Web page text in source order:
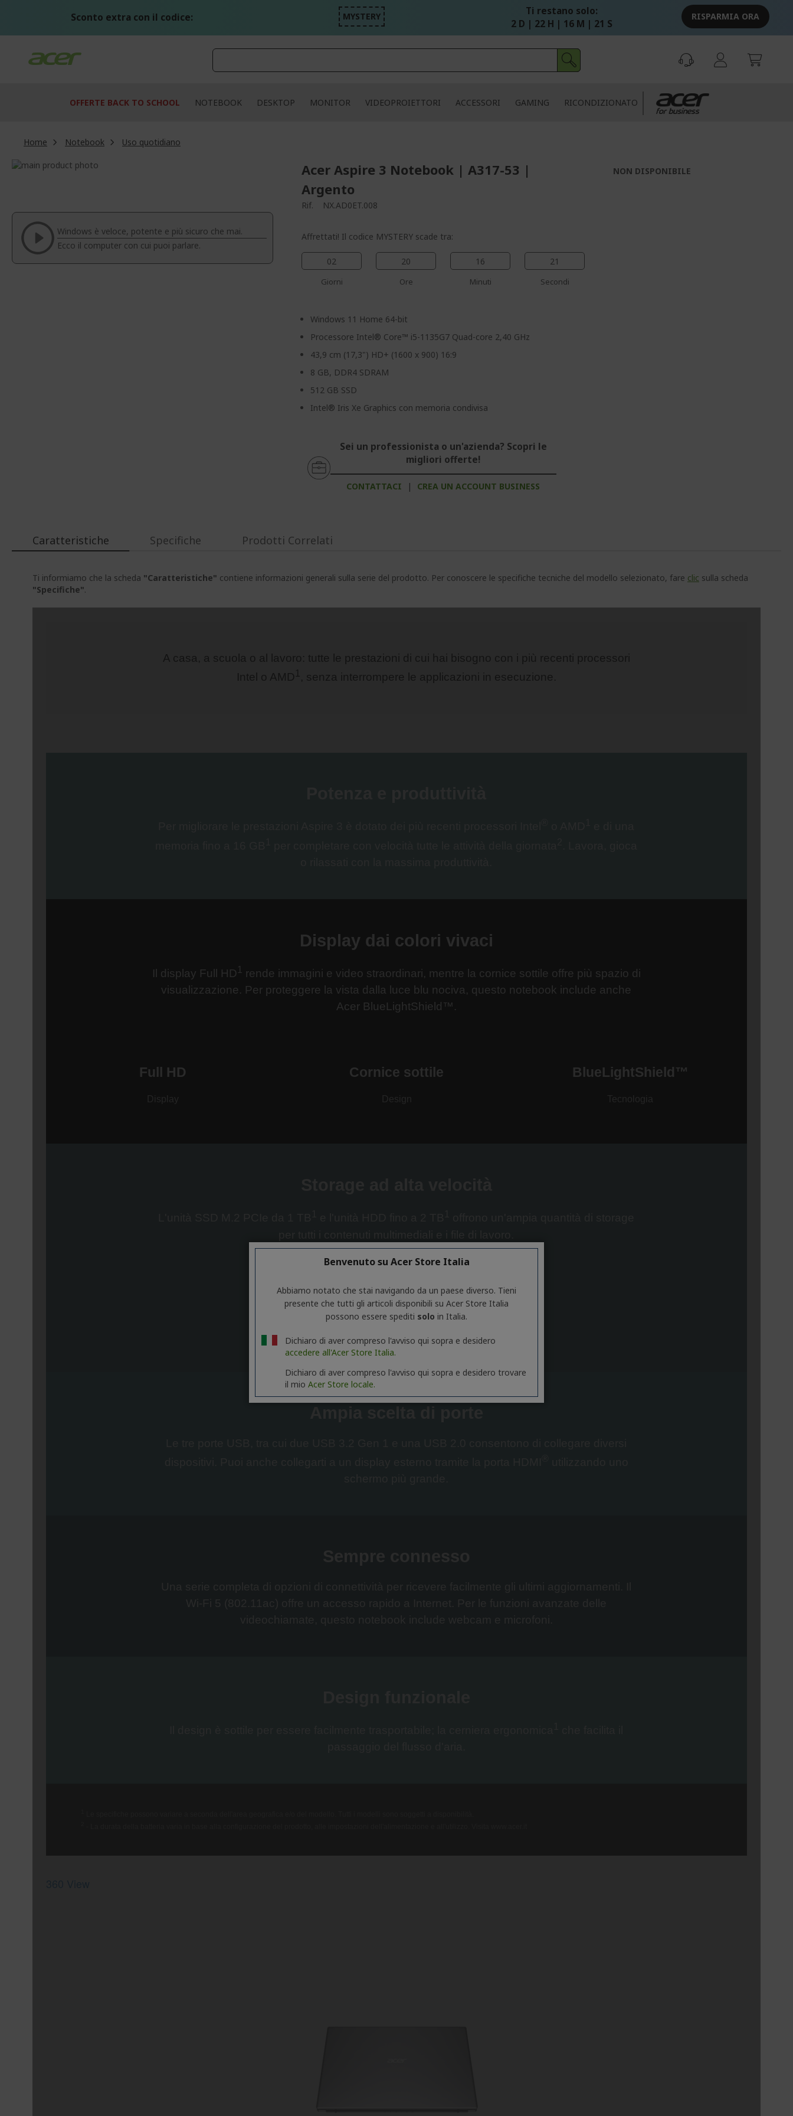
Sconto extra con il codice: MYSTERY
Ti restano solo:
2 D | 22 H | 16 M | 20 S
RISPARMIA ORA
OFFERTE BACK TO SCHOOL NOTEBOOK DESKTOP MONITOR VIDEOPROIETTORI ACCESSORI GAMING RICONDIZIONATO
Home Notebook
Uso quotidiano
Vai
galleria
immagini
galleria
immagini
Windows è veloce, potente e più sicuro che mai.
Ecco il computer con cui puoi parlare.
Acer Aspire 3 Notebook | A317-53 |
Argento
Rif. NX.AD0ET.008
Affrettati! Il codice MYSTERY scade tra:
02
Giorni
20
Ore
16
Minuti
21
Secondi
Windows 11 Home 64-bit
Processore Intel® Core™ i5-1135G7 Quad-core 2,40 GHz
43,9 cm (17,3") HD+ (1600 x 900) 16:9
8 GB, DDR4 SDRAM
512 GB SSD
Intel® Iris Xe Graphics con memoria condivisa
Sei un professionista o un'azienda? Scopri le
migliori offerte!
CONTATTACI | CREA UN ACCOUNT BUSINESS
NON DISPONIBILE
Caratteristiche
Ti informiamo che la scheda "Caratteristiche" contiene informazioni generali sulla serie del prodotto. Per conoscere le specifiche tecniche del modello selezionato, fare clic sulla scheda
"Specifiche".
Specifiche Prodotti Correlati
Benvenuto su Acer Store Italia
Abbiamo notato che stai navigando da un paese diverso. Tieni
presente che tutti gli articoli disponibili su Acer Store Italia
possono essere spediti solo in Italia.
Dichiaro di aver compreso l'avviso qui sopra e desidero
accedere all'Acer Store Italia.
Dichiaro di aver compreso l'avviso qui sopra e desidero trovare
il mio Acer Store locale.